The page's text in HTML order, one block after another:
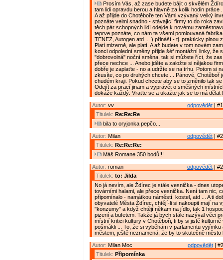
Prosím Vás, až zase budete bájit o skvělém
tam lidi opravdu berou a hlavně za kolik hodin práce
A až přijde do Chotěboře ten Vámi vzývaný velký
poznáte velmi snadno - stávající firmy to do roka
těch pár schopných lidí odejde k novému
teprve poznáte, co nám ta všemi pomlouvaná
TENEZ, Autogen atd ... ) přináší - tj. prakticky plnou
Platí mizerně, ale platí. A až budete v tom novém
konci odpolední směny přijde šéf montážní linky, že
"dobrovolná" noční směna, tak si můžete říct, že
přece nechce ... Anebo jděte a založte si nějakou
dobře je zaplaťte - no a udržte se na trhu. Potom si
zkusíte, co po druhých chcete ... Pánové, Chotěboř
chudém kraji. Pokud chcete aby se to změnilo tak
Odejít za prací jinam a vyprávět o směšných
dokáže každý. Vraťte se a ukažte jak se to má dělat !
odpovědět |
Autor: vv
Titulek: Re:Re:Re
bila to oryjonka pepčo...
odpovědět |
Autor: Milan
Titulek: Re:Re:Re:
Máš Romane 350 bodů!!!
odpovědět |
Autor: roman
Titulek: to: Jilda
No já nevím, ale Ždírec je stále vesnička - dnes
továrními halami, ale přece vesnička. Není tam nic,
připomínalo - namátkou náměstí, kostel, atd ... A ti
obyvatelé Města Ždírec, chtějí-li si nakoupit mají na
"konzumy" a když chtějí někam na jídlo, tak 1
pizerií a bufetem. Takže já bych stále nazýval věci
místní kritici kultury v Chotěboři, ti by si jistě kulturně
pošmákli ... To, že si vyběhám v parlamentu vyjímku
městem, ještě neznamená, že by to skutečně město
odpovědět |
Autor: Milan Moc
Titulek: Připomínka